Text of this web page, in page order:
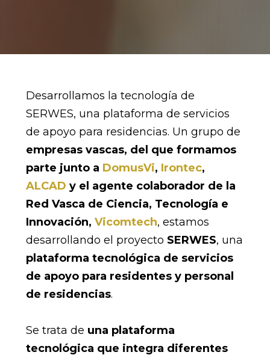
Desarrollamos la tecnología de
SERWES, una plataforma de servicios
de apoyo para residencias. Un grupo de
empresas vascas, del que formamos
parte junto a DomusVi, Irontec,
ALCAD y el agente colaborador de la
Red Vasca de Ciencia, Tecnología e
Innovación, Vicomtech, estamos
desarrollando el proyecto SERWES, una
plataforma tecnológica de servicios
de apoyo para residentes y personal
de residencias.
Se trata de una plataforma
tecnológica que integra diferentes